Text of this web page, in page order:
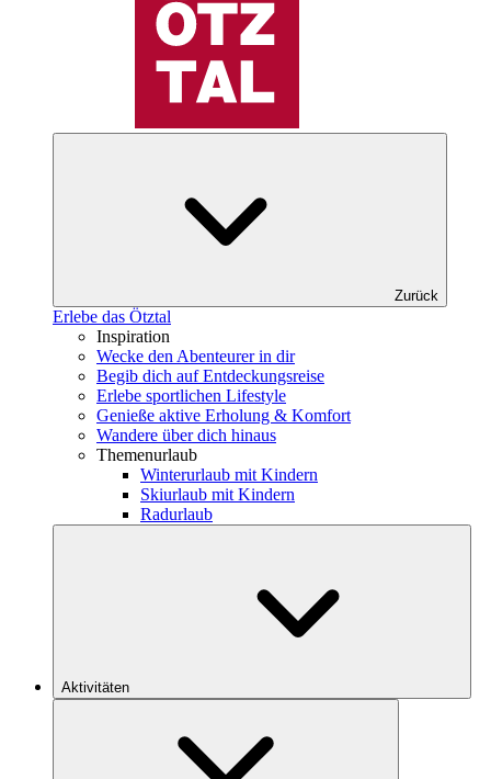
Zurück
Erlebe das Ötztal
Inspiration
Wecke den Abenteurer in dir
Begib dich auf Entdeckungsreise
Erlebe sportlichen Lifestyle
Genieße aktive Erholung & Komfort
Wandere über dich hinaus
Themenurlaub
Winterurlaub mit Kindern
Skiurlaub mit Kindern
Radurlaub
Aktivitäten